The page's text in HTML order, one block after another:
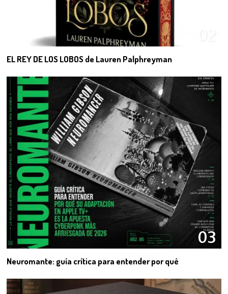
EL REY DE LOS LOBOS de Lauren Palphreyman
03
Neuromante: guía crítica para entender por qué